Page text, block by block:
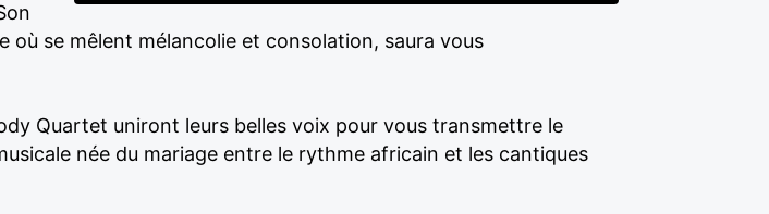
où se mêlent mélancolie et consolation, saura vous
Quartet uniront leurs belles voix pour vous transmettre le
née du mariage entre le rythme africain et les cantiques